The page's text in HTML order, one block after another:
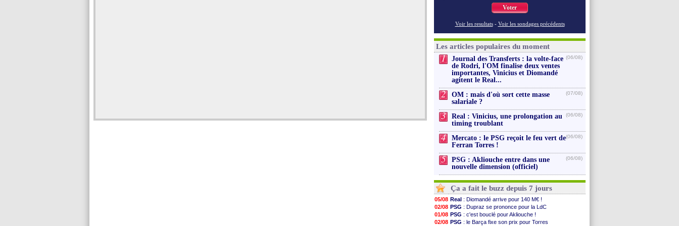
Voter
Voir les resultats - Voir les sondages précédents
Les articles populaires du moment
1
Journal des Transferts : la volte-face
de Rodri, l'OM finalise deux ventes
importantes, Vinicius et Diomandé
agitent le Real...
(06/08)
2
OM : mais d'où sort cette masse
salariale ?
(07/08)
3
Real : Vinicius, une prolongation au
timing troublant
(06/08)
4
Mercato : le PSG reçoit le feu vert de
Ferran Torres !
(06/08)
5
PSG : Akliouche entre dans une
nouvelle dimension (officiel)
(06/08)
Ça a fait le buzz depuis 7 jours
05/08 Real : Diomandé arrive pour 140 M€ !
02/08 PSG : Dupraz se prononce pour la LdC
01/08 PSG : c'est bouclé pour Akliouche !
02/08 PSG : le Barça fixe son prix pour Torres